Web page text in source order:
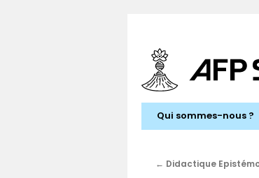
Qui sommes-nous ?
← Didactique